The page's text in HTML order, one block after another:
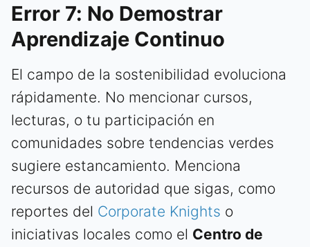
Error 7: No Demostrar
Aprendizaje Continuo
El campo de la sostenibilidad evoluciona
rápidamente. No mencionar cursos,
lecturas, o tu participación en
comunidades sobre tendencias verdes
sugiere estancamiento. Menciona
recursos de autoridad que sigas, como
reportes del Corporate Knights o
iniciativas locales como el Centro de